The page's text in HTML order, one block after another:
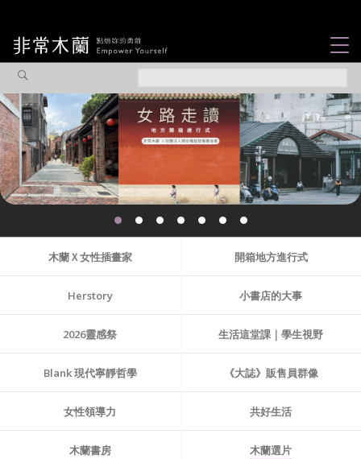
觀點專欄
焦點企劃
認識我們
木蘭選片
木蘭Ｘ女性插畫家 開箱地方進行式
Herstory 小書店的大事
2026靈感祭 生活這堂課｜學生視野
Blank 現代寧靜哲學 《大誌》販售員群像
女性領導力 共好生活
木蘭書房 木蘭選片